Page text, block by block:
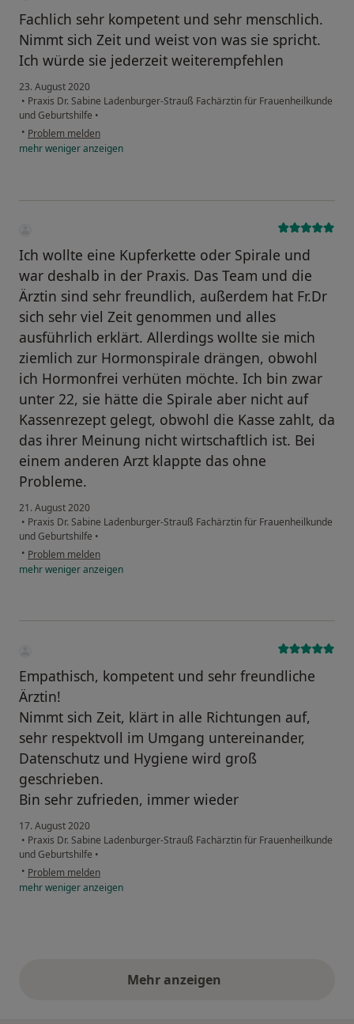
Fachlich sehr kompetent und sehr menschlich.
Nimmt sich Zeit und weist von was sie spricht.
Ich würde sie jederzeit weiterempfehlen
23. August 2020
• Praxis Dr. Sabine Ladenburger-Strauß Fachärztin für Frauenheilkunde
und Geburtshilfe •
• Problem melden
mehrwenigeranzeigen
Ich wollte eine Kupferkette oder Spirale und
war deshalb in der Praxis. Das Team und die
Ärztin sind sehr freundlich, außerdem hat Fr.Dr
sich sehr viel Zeit genommen und alles
ausführlich erklärt. Allerdings wollte sie mich
ziemlich zur Hormonspirale drängen, obwohl
ich Hormonfrei verhüten möchte. Ich bin zwar
unter 22, sie hätte die Spirale aber nicht auf
Kassenrezept gelegt, obwohl die Kasse zahlt, da
das ihrer Meinung nicht wirtschaftlich ist. Bei
einem anderen Arzt klappte das ohne
Probleme.
21. August 2020
• Praxis Dr. Sabine Ladenburger-Strauß Fachärztin für Frauenheilkunde
und Geburtshilfe •
• Problem melden
mehrwenigeranzeigen
Empathisch, kompetent und sehr freundliche
Ärztin!
Nimmt sich Zeit, klärt in alle Richtungen auf,
sehr respektvoll im Umgang untereinander,
Datenschutz und Hygiene wird groß
geschrieben.
Bin sehr zufrieden, immer wieder
17. August 2020
• Praxis Dr. Sabine Ladenburger-Strauß Fachärztin für Frauenheilkunde
und Geburtshilfe •
• Problem melden
mehrwenigeranzeigen
Mehr anzeigenobige Stellungnahmen